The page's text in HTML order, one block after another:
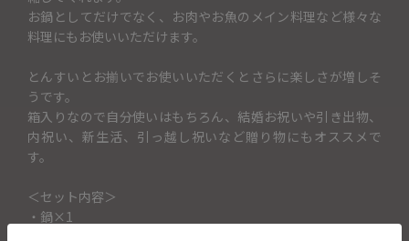
お鍋としてだけでなく、お肉やお魚のメイン料理など様々な
料理にもお使いいただけます。
とんすいとお揃いでお使いいただくとさらに楽しさが増しそ
うです。
箱入りなので自分使いはもちろん、結婚お祝いや引き出物、
内祝い、新生活、引っ越し祝いなど贈り物にもオススメで
す。
＜セット内容＞
・鍋×1